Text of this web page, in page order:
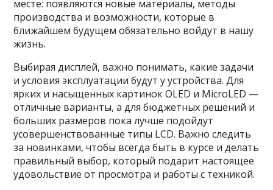
месте: появляются новые материалы, методы
производства и возможности, которые в
ближайшем будущем обязательно войдут в нашу
жизнь.
Выбирая дисплей, важно понимать, какие задачи
и условия эксплуатации будут у устройства. Для
ярких и насыщенных картинок OLED и MicroLED —
отличные варианты, а для бюджетных решений и
больших размеров пока лучше подойдут
усовершенствованные типы LCD. Важно следить
за новинками, чтобы всегда быть в курсе и делать
правильный выбор, который подарит настоящее
удовольствие от просмотра и работы с техникой.